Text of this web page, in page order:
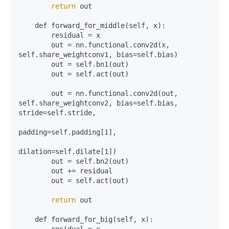
return out
self.share_weightconv1, bias=self.bias)
self.share_weightconv2, bias=self.bias,
stride=self.stride,
padding=self.padding[1],
dilation=self.dilate[1])
return out